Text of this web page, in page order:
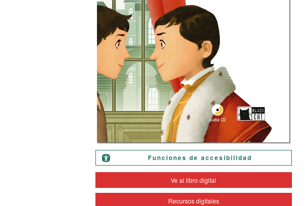
Funciones de accesibilidad
Ve al libro digital
Recursos digitales